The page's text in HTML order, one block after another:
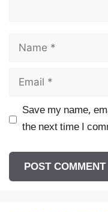
Name
Email
Save my name,
the next time I